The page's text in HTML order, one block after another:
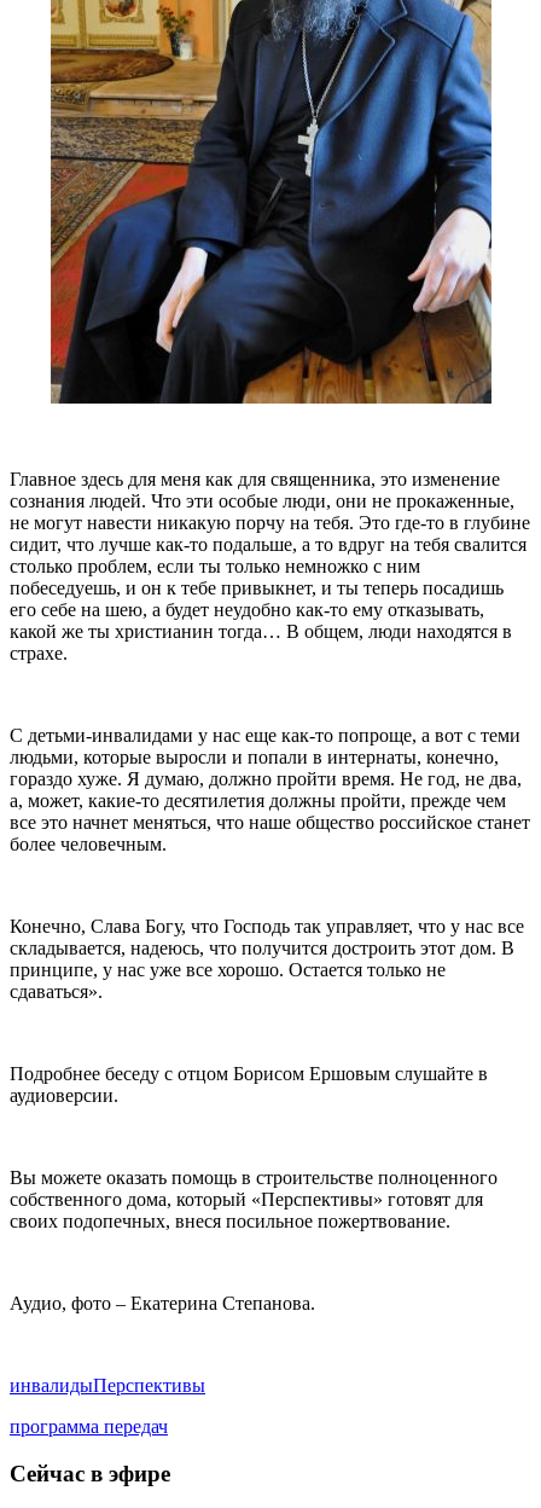
Главное здесь для меня как для священника, это изменение
сознания людей. Что эти особые люди, они не прокаженные,
не могут навести никакую порчу на тебя. Это где-то в глубине
сидит, что лучше как-то подальше, а то вдруг на тебя свалится
столько проблем, если ты только немножко с ним
побеседуешь, и он к тебе привыкнет, и ты теперь посадишь
его себе на шею, а будет неудобно как-то ему отказывать,
какой же ты христианин тогда… В общем, люди находятся в
страхе.
С детьми-инвалидами у нас еще как-то попроще, а вот с теми
людьми, которые выросли и попали в интернаты, конечно,
гораздо хуже. Я думаю, должно пройти время. Не год, не два,
а, может, какие-то десятилетия должны пройти, прежде чем
все это начнет меняться, что наше общество российское станет
более человечным.
Конечно, Слава Богу, что Господь так управляет, что у нас все
складывается, надеюсь, что получится достроить этот дом. В
принципе, у нас уже все хорошо. Остается только не
сдаваться».
Подробнее беседу с отцом Борисом Ершовым слушайте в
аудиоверсии.
Вы можете оказать помощь в строительстве полноценного
собственного дома, который «Перспективы» готовят для
своих подопечных, внеся посильное пожертвование.
Аудио, фото – Екатерина Степанова.
инвалидыПерспективы
программа передач
Сейчас в эфире